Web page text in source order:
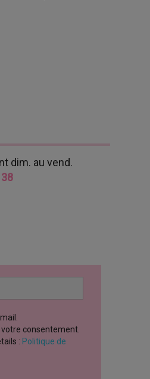
dim. au vend.
consentement.
: Politique de